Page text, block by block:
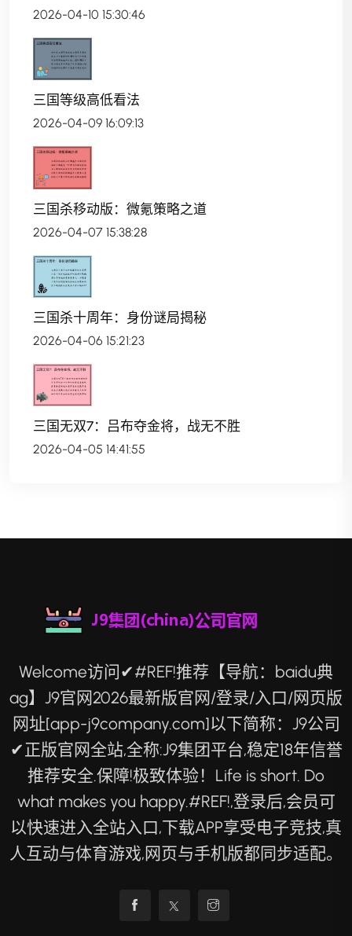
2026-04-10 15:30:46
三国等级高低看法
2026-04-09 16:09:13
三国杀移动版：微氪策略之道
2026-04-07 15:38:28
三国杀十周年：身份谜局揭秘
2026-04-06 15:21:23
三国无双7：吕布夺金将，战无不胜
2026-04-05 14:41:55
Welcome访问✔#REF!推荐【导航：baidu典
ag】J9官网2026最新版官网/登录/入口/网页版
网址[app-j9company.com]以下简称：J9公司
✔正版官网全站,全称:J9集团平台,稳定18年信誉
推荐安全.保障!极致体验！Life is short. Do
what makes you happy.#REF!,登录后,会员可
以快速进入全站入口,下载APP享受电子竞技,真
人互动与体育游戏,网页与手机版都同步适配。